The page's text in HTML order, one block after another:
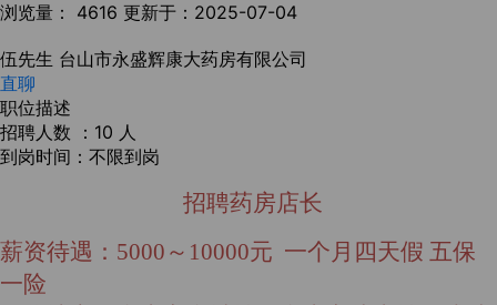
浏览量： 4616 更新于：2025-07-04
伍先生 台山市永盛辉康大药房有限公司
直聊
职位描述
招聘人数 ：10 人
到岗时间：不限到岗
招聘药房店长
薪资待遇：5000～10000元 一个月四天假 五保
一险